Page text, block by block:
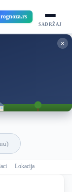
SADRŽAJ
×
Lokacija